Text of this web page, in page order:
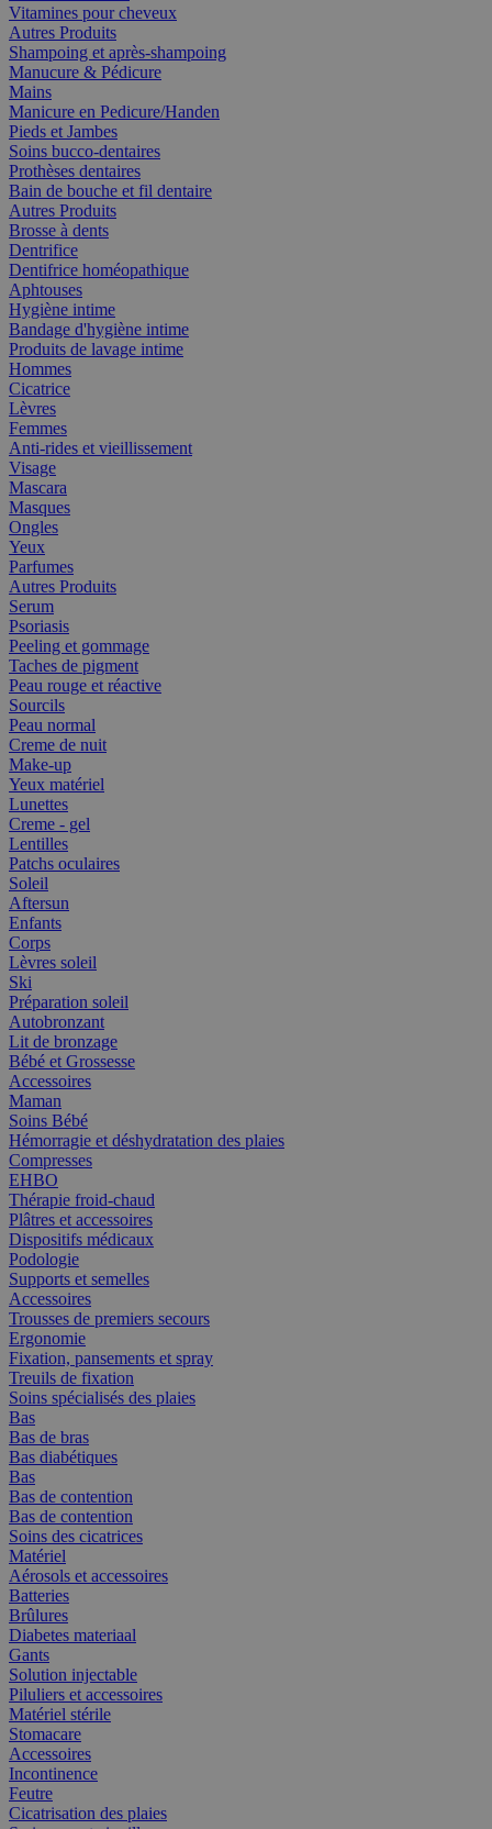
Vitamines pour cheveux
Autres Produits
Shampoing et après-shampoing
Manucure & Pédicure
Mains
Manicure en Pedicure/Handen
Pieds et Jambes
Soins bucco-dentaires
Prothèses dentaires
Bain de bouche et fil dentaire
Autres Produits
Brosse à dents
Dentrifice
Dentifrice homéopathique
Aphtouses
Hygiène intime
Bandage d'hygiène intime
Produits de lavage intime
Hommes
Cicatrice
Lèvres
Femmes
Anti-rides et vieillissement
Visage
Mascara
Masques
Ongles
Yeux
Parfumes
Autres Produits
Serum
Psoriasis
Peeling et gommage
Taches de pigment
Peau rouge et réactive
Sourcils
Peau normal
Creme de nuit
Make-up
Yeux matériel
Lunettes
Creme - gel
Lentilles
Patchs oculaires
Soleil
Aftersun
Enfants
Corps
Lèvres soleil
Ski
Préparation soleil
Autobronzant
Lit de bronzage
Bébé et Grossesse
Accessoires
Maman
Soins Bébé
Hémorragie et déshydratation des plaies
Compresses
EHBO
Thérapie froid-chaud
Plâtres et accessoires
Dispositifs médicaux
Podologie
Supports et semelles
Accessoires
Trousses de premiers secours
Ergonomie
Fixation, pansements et spray
Treuils de fixation
Soins spécialisés des plaies
Bas
Bas de bras
Bas diabétiques
Bas
Bas de contention
Bas de contention
Soins des cicatrices
Matériel
Aérosols et accessoires
Batteries
Brûlures
Diabetes materiaal
Gants
Solution injectable
Piluliers et accessoires
Matériel stérile
Stomacare
Accessoires
Incontinence
Feutre
Cicatrisation des plaies